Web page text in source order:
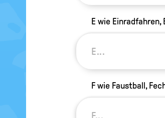
E wie Einradfahren,
F wie Faustball,